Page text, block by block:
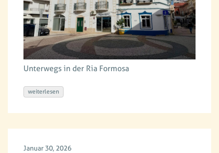
Unterwegs in der Ria Formosa
weiterlesen
Januar 30, 2026